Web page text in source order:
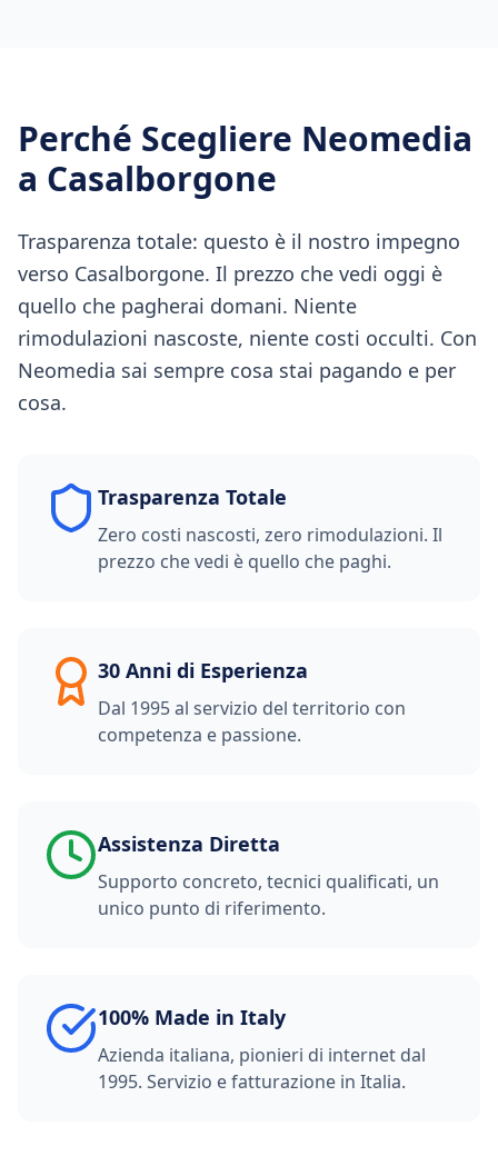
Perché Scegliere Neomedia
a Casalborgone
Trasparenza totale: questo è il nostro impegno
verso Casalborgone. Il prezzo che vedi oggi è
quello che pagherai domani. Niente
rimodulazioni nascoste, niente costi occulti. Con
Neomedia sai sempre cosa stai pagando e per
cosa.
Trasparenza Totale
Zero costi nascosti, zero rimodulazioni. Il
prezzo che vedi è quello che paghi.
30 Anni di Esperienza
Dal 1995 al servizio del territorio con
competenza e passione.
Assistenza Diretta
Supporto concreto, tecnici qualificati, un
unico punto di riferimento.
100% Made in Italy
Azienda italiana, pionieri di internet dal
1995. Servizio e fatturazione in Italia.